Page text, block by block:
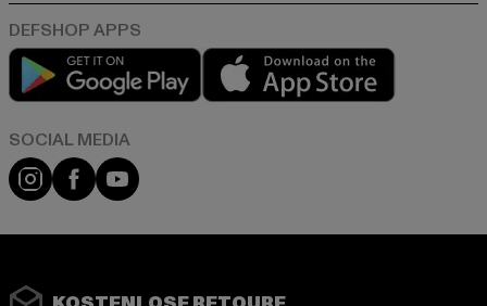
Play market
Instagram
FacebookYouTube